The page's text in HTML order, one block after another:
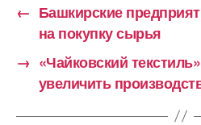
← Башкирские
на покупку сырья
→ «Чайковский
увеличить